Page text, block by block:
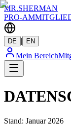
MR.SHERMAN
PRO-AM
DE | EN
Mein Bereich
Stand: Januar 2026